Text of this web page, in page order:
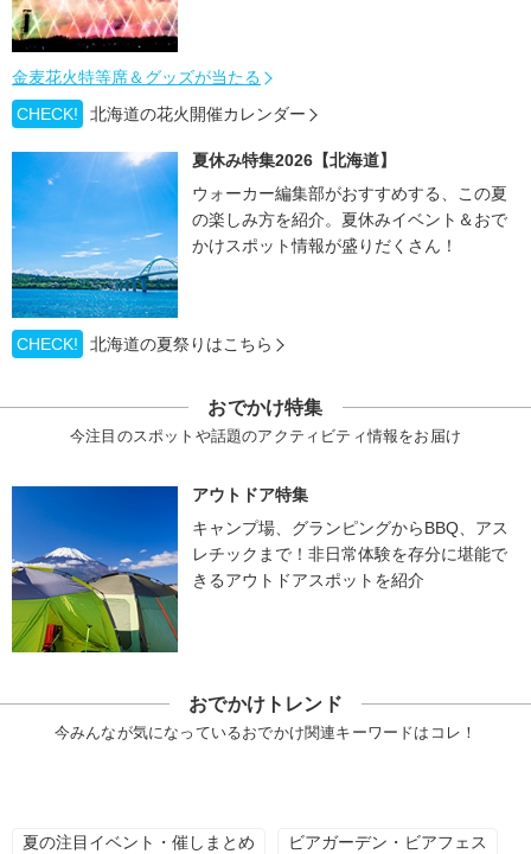
金麦花火特等席＆グッズが当たる
CHECK!
北海道の花火開催カレンダー
夏休み特集2026【北海道】
ウォーカー編集部がおすすめする、この夏
の楽しみ方を紹介。夏休みイベント＆おで
かけスポット情報が盛りだくさん！
CHECK! 北海道の夏祭りはこちら
おでかけ特集
今注目のスポットや話題のアクティビティ情報をお届け
アウトドア特集
キャンプ場、グランピングからBBQ、アス
レチックまで！非日常体験を存分に堪能で
きるアウトドアスポットを紹介
おでかけトレンド
今みんなが気になっているおでかけ関連キーワードはコレ！
夏の注目イベント・催しまとめ ビアガーデン・ビアフェス